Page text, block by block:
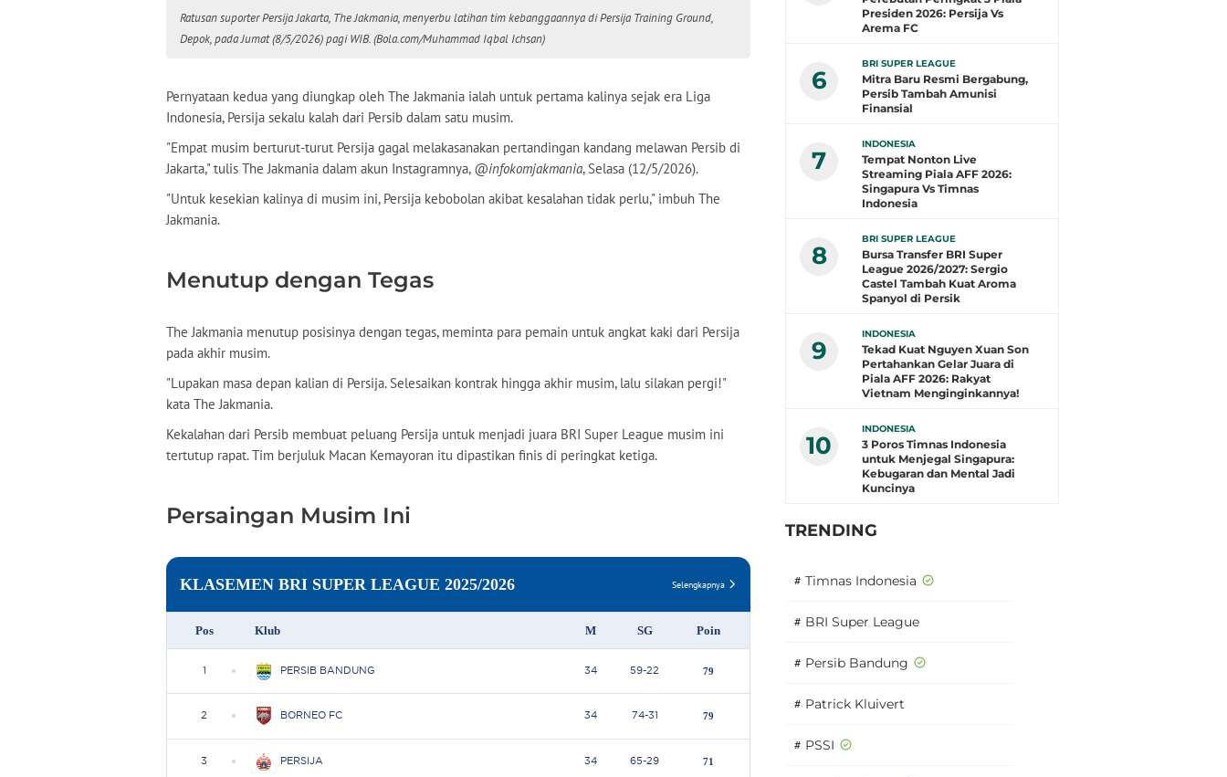
Ratusan suporter Persija Jakarta, The Jakmania, menyerbu latihan tim kebanggaannya di Persija Training Ground,
Depok, pada Jumat (8/5/2026) pagi WIB. (Bola.com/Muhammad Iqbal Ichsan)
Pernyataan kedua yang diungkap oleh The Jakmania ialah untuk pertama kalinya sejak era Liga
Indonesia, Persija sekalu kalah dari Persib dalam satu musim.
"Empat musim berturut-turut Persija gagal melakasanakan pertandingan kandang melawan Persib di
Jakarta," tulis The Jakmania dalam akun Instagramnya, @infokomjakmania, Selasa (12/5/2026).
"Untuk kesekian kalinya di musim ini, Persija kebobolan akibat kesalahan tidak perlu," imbuh The
Jakmania.
Menutup dengan Tegas
The Jakmania menutup posisinya dengan tegas, meminta para pemain untuk angkat kaki dari Persija
pada akhir musim.
"Lupakan masa depan kalian di Persija. Selesaikan kontrak hingga akhir musim, lalu silakan pergi!"
kata The Jakmania.
Kekalahan dari Persib membuat peluang Persija untuk menjadi juara BRI Super League musim ini
tertutup rapat. Tim berjuluk Macan Kemayoran itu dipastikan finis di peringkat ketiga.
Persaingan Musim Ini
Presiden 2026: Persija Vs
Arema FC
6
BRI SUPER LEAGUE
Mitra Baru Resmi Bergabung,
Persib Tambah Amunisi
Finansial
7
INDONESIA
Tempat Nonton Live
Streaming Piala AFF 2026:
Singapura Vs Timnas
Indonesia
8
BRI SUPER LEAGUE
Bursa Transfer BRI Super
League 2026/2027: Sergio
Castel Tambah Kuat Aroma
Spanyol di Persik
9
INDONESIA
Tekad Kuat Nguyen Xuan Son
Pertahankan Gelar Juara di
Piala AFF 2026: Rakyat
Vietnam Menginginkannya!
10
INDONESIA
3 Poros Timnas Indonesia
untuk Menjegal Singapura:
Kebugaran dan Mental Jadi
Kuncinya
TRENDING
# Timnas Indonesia
# BRI Super League
# Persib Bandung
# Patrick Kluivert
# PSSI